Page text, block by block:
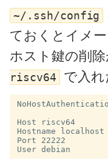
~/.ssh/config
ておくとイメ
ホスト鍵の削
riscv64 で入れ
Host riscv64
Hostname localhost
Port 22222